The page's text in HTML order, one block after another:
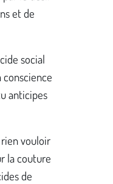
et de
social
anticipes
vouloir
la couture
de